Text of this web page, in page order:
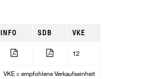
INFO SDB VKE
12
VKE = empfohlene Verkaufseinheit